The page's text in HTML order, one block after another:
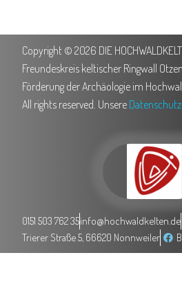
Copyright © 2026 DIE
Freundeskreis keltischer Ringwall
Förderung der Archäologie im
All rights reserved. Unsere
0151 503 762 35info@hochwaldkelten.de
Trierer Straße 5, 66620 Nonnweiler